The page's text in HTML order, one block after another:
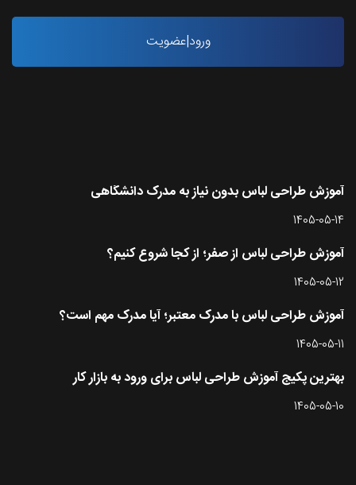
ورود|عضویت
آموزش طراحی لباس بدون نیاز به مدرک دانشگاهی
1405-05-14
آموزش طراحی لباس از صفر؛ از کجا شروع کنیم؟
1405-05-12
آموزش طراحی لباس با مدرک معتبر؛ آیا مدرک مهم است؟
1405-05-11
بهترین پکیج آموزش طراحی لباس برای ورود به بازار کار
1405-05-10